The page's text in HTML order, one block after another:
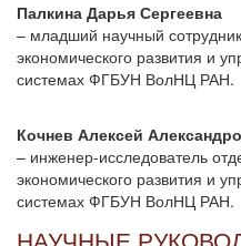
Палкина Дарья Сергеевна
– младший научный
экономического развития и
системах ФГБУН ВолНЦ РАН.
Кочнев Алексей
– инженер-исследователь
экономического развития и
системах ФГБУН ВолНЦ РАН.
НАУЧНЫЕ